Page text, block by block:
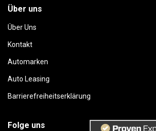
Über uns
Über Uns
Kontakt
Automarken
Auto Leasing
Barrierefreiheitserklärung
Folge uns